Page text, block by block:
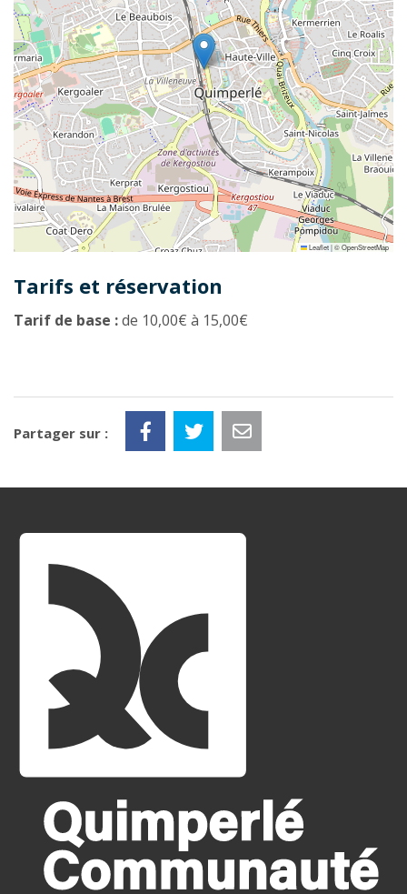
Leaflet|©OpenStreetMap
Tarifs et réservation
Tarif de base :de 10,00€ à 15,00€
Partager sur :